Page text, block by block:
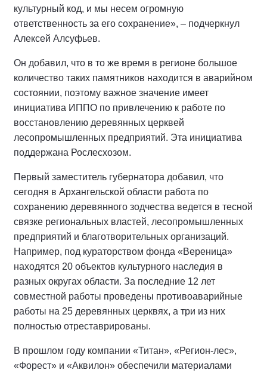
культурный код, и мы несем огромную
ответственность за его сохранение», – подчеркнул
Алексей Алсуфьев.
Он добавил, что в то же время в регионе большое
количество таких памятников находится в аварийном
состоянии, поэтому важное значение имеет
инициатива ИППО по привлечению к работе по
восстановлению деревянных церквей
лесопромышленных предприятий. Эта инициатива
поддержана Рослесхозом.
Первый заместитель губернатора добавил, что
сегодня в Архангельской области работа по
сохранению деревянного зодчества ведется в тесной
связке региональных властей, лесопромышленных
предприятий и благотворительных организаций.
Например, под кураторством фонда «Вереница»
находятся 20 объектов культурного наследия в
разных округах области. За последние 12 лет
совместной работы проведены противоаварийные
работы на 25 деревянных церквях, а три из них
полностью отреставрированы.
В прошлом году компании «Титан», «Регион-лес»,
«Форест» и «Аквилон» обеспечили материалами